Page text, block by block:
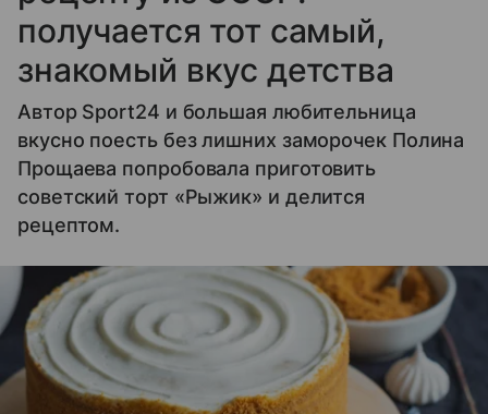
получается тот самый,
знакомый вкус детства
Автор Sport24 и большая любительница
вкусно поесть без лишних заморочек Полина
Прощаева попробовала приготовить
советский торт «Рыжик» и делится
рецептом.